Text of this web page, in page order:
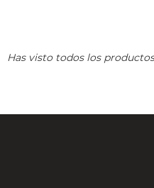
Has visto todos los